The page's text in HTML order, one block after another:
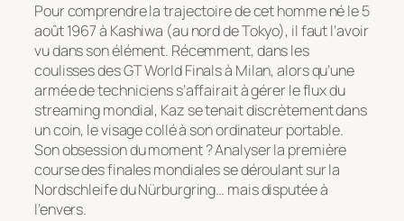
Pour comprendre la trajectoire de cet homme né le 5
août 1967 à Kashiwa (au nord de Tokyo), il faut l’avoir
vu dans son élément. Récemment, dans les
coulisses desGT World Finalsà Milan, alors qu’une
armée de techniciens s’affairait à gérer le flux du
streaming mondial, Kaz se tenait discrètement dans
un coin, le visage collé à son ordinateur portable.
Son obsession du moment ? Analyser la première
course des finales mondiales se déroulant sur la
Nordschleife du Nürburgring… mais disputée à
l’envers.